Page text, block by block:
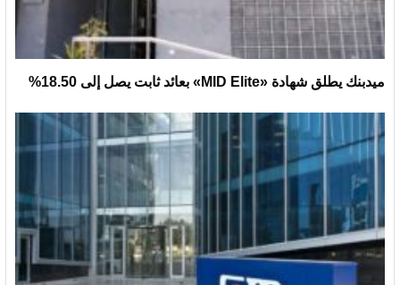
ميدبنك يطلق شهادة «MID Elite» بعائد ثابت يصل إلى 18.50%